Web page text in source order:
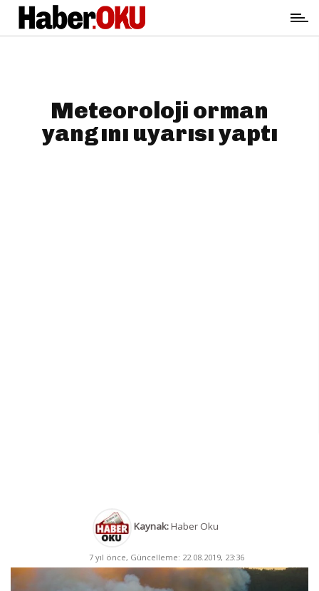
Meteoroloji orman
yangını uyarısı yaptı
Kaynak:Haber Oku
7 yıl önce, Güncelleme: 22.08.2019, 23:36